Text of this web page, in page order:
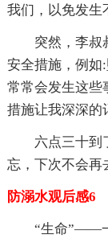
我们，以免发生
突然，李叔
安全措施，例如
常常会发生这些
措施让我深深的
六点三十到
忘，下次不会再
防溺水观后感6
“生命”——